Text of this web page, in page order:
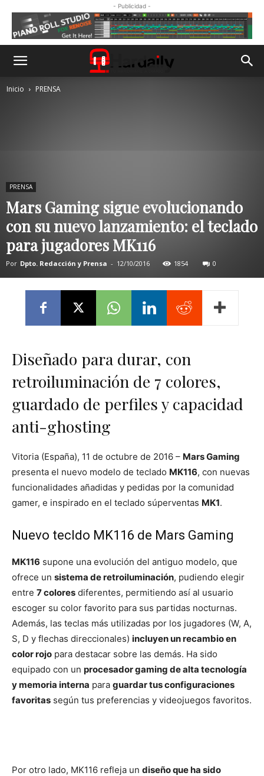
- Publicidad -
Inicio PRENSA
PRENSA
Mars Gaming sigue evolucionando
con su nuevo lanzamiento: el teclado
para jugadores MK116
Por Dpto. Redacción y Prensa - 12/10/2016 1854 0
Diseñado para durar, con
retroiluminación de 7 colores,
guardado de perfiles y capacidad
anti-ghosting
Vitoria (España), 11 de octubre de 2016 – Mars Gaming
presenta el nuevo modelo de teclado MK116, con nuevas
funcionalidades añadidas y pedidas por la comunidad
gamer, e inspirado en el teclado súperventas MK1.
Nuevo tecldo MK116 de Mars Gaming
MK116 supone una evolución del antiguo modelo, que
ofrece un sistema de retroiluminación, pudiendo elegir
entre 7 colores diferentes, permitiendo así al usuario
escoger su color favorito para sus partidas nocturnas.
Además, las teclas más utilizadas por los jugadores (W, A,
S, D y flechas direccionales) incluyen un recambio en
color rojo para destacar sobre las demás. Ha sido
equipado con un procesador gaming de alta tecnología
y memoria interna para guardar tus configuraciones
favoritas según tus preferencias y videojuegos favoritos.
Por otro lado, MK116 refleja un diseño que ha sido